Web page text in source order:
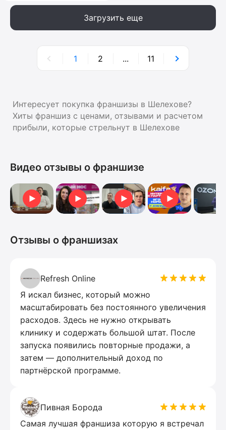
Загрузить еще
1 2 ... 11
Интересует покупка франшизы в Шелехове?
Хиты франшиз с ценами, отзывами и расчетом
прибыли, которые стрельнут в Шелехове
Видео отзывы о франшизе
Отзыв о франшизеОтзыв от Анна
Видеоотзыв от Анны
Отзыв
Отзывы о франшизах
Refresh Online
Я искал бизнес, который можно
масштабировать без постоянного увеличения
расходов. Здесь не нужно открывать
клинику и содержать большой штат. После
запуска появились повторные продажи, а
затем — дополнительный доход по
партнёрской программе.
Пивная Борода
Самая лучшая франшиза которую я встречал